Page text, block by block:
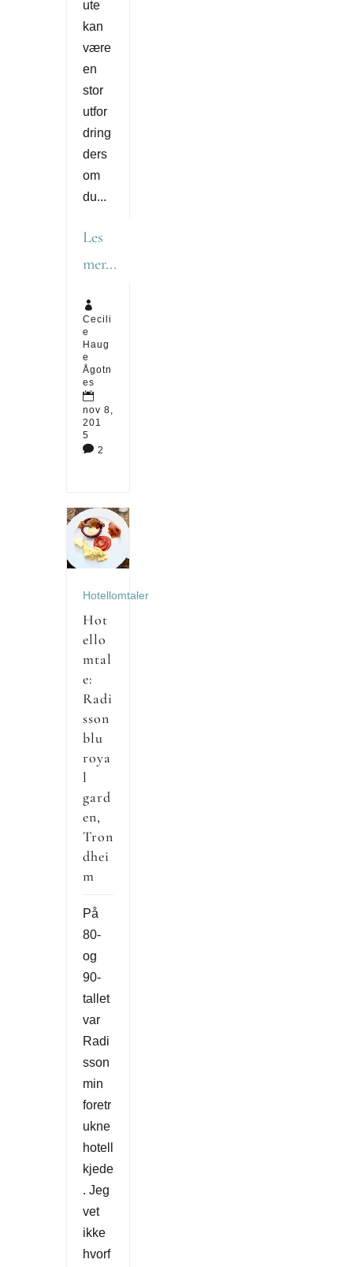
ute
kan
være
en
stor
utfor
dring
ders
om
du...
Les
mer...

Cecili
e
Haug
e
Ågotn
es

nov 8,
201
5
 2
Hotellomtaler
Hot
ello
mtal
e:
Radi
sson
blu
roya
l
gard
en,
Tron
dhei
m
På
80-
og
90-
tallet
var
Radi
sson
min
foretr
ukne
hotell
kjede
. Jeg
vet
ikke
hvorf